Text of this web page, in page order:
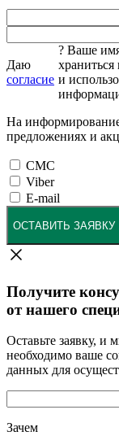
Даю
согласие
? Ваше
и
На
предложениях и
СМС
Viber
E-mail
ОСТАВИТЬ ЗАЯВКУ
Получите
от нашего
Оставьте заявку, и
необходимо ваше
данных для
Зачем